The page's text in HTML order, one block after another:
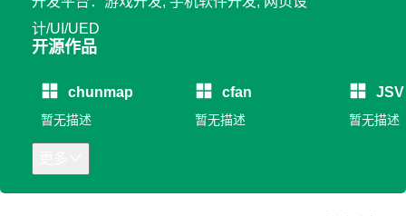
计/UI/UED
开源作品
chunmap
暂无描述
cfan
暂无描述
JSV
暂无描述